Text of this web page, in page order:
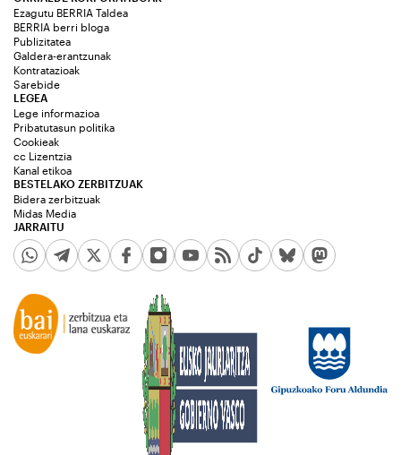
Ezagutu BERRIA Taldea
BERRIA berri bloga
Publizitatea
Galdera-erantzunak
Kontratazioak
Sarebide
JARRAITU
LEGEA
Lege informazioa
Pribatutasun politika
Cookieak
cc Lizentzia
Kanal etikoa
BESTELAKO ZERBITZUAK
Bidera zerbitzuak
Midas Media